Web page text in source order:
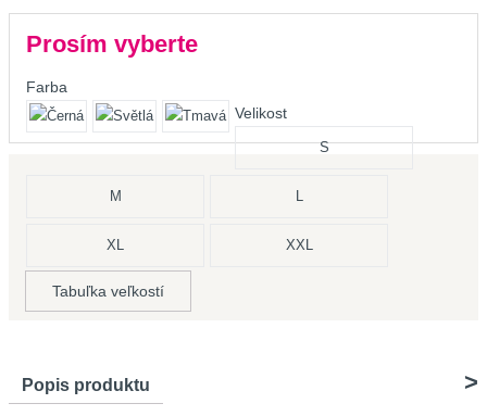
Prosím vyberte
Farba
Velikost
S
M
XL XXL
Tabuľka veľkostí
Popis produktu